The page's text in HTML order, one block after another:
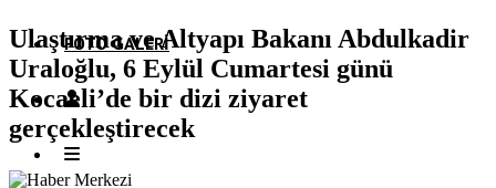
FOTO GALERI
Ulaştırma ve Altyapı Bakanı Abdulkadir
Uraloğlu, 6 Eylül Cumartesi günü
Kocaeli’de bir dizi ziyaret
gerçekleştirecek